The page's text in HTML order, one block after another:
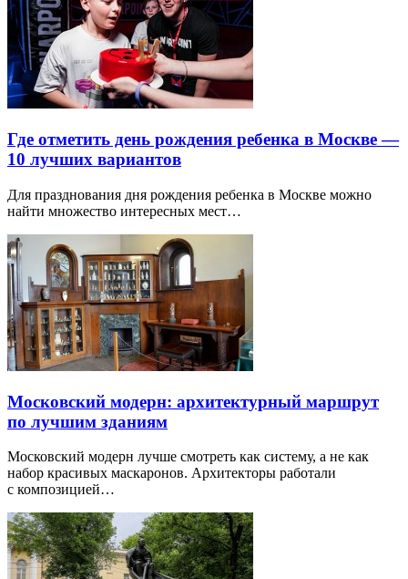
Где отметить день рождения ребенка в Москве —
10 лучших вариантов
Для празднования дня рождения ребенка в Москве можно
найти множество интересных мест…
Московский модерн: архитектурный маршрут
по лучшим зданиям
Московский модерн лучше смотреть как систему, а не как
набор красивых маскаронов. Архитекторы работали
с композицией…